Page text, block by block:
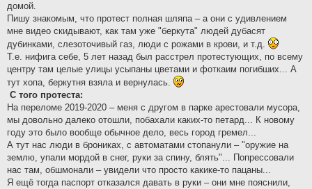
домой.
Пишу знакомым, что протест полная шляпа – а они с удивлением
мне видео скидывают, как там уже "беркута" людей дубасят
дубинками, слезоточивый газ, люди с рожами в крови, и т.д.
Т.е. нифига себе, 5 лет назад был расстрел протестующих, по всему
центру там целые улицы усыпаны цветами и фоткаим погибших... А
тут хопа, беркутня взяла и вернулась.
С того протеста:
На переломе 2019-2020 – меня с другом в парке арестовали мусора,
мы довольно далеко отошли, побахали каких-то петард... К новому
году это было вообще обычное дело, весь город гремел...
А тут нас люди в брониках, с автоматами стопанули – "оружие на
землю, упали мордой в снег, руки за спину, блять"... Попрессовали
нас там, обшмонали – увидели что просто какике-то пацаны...
Я ещё тогда паспорт отказался давать в руки – они мне пояснили,